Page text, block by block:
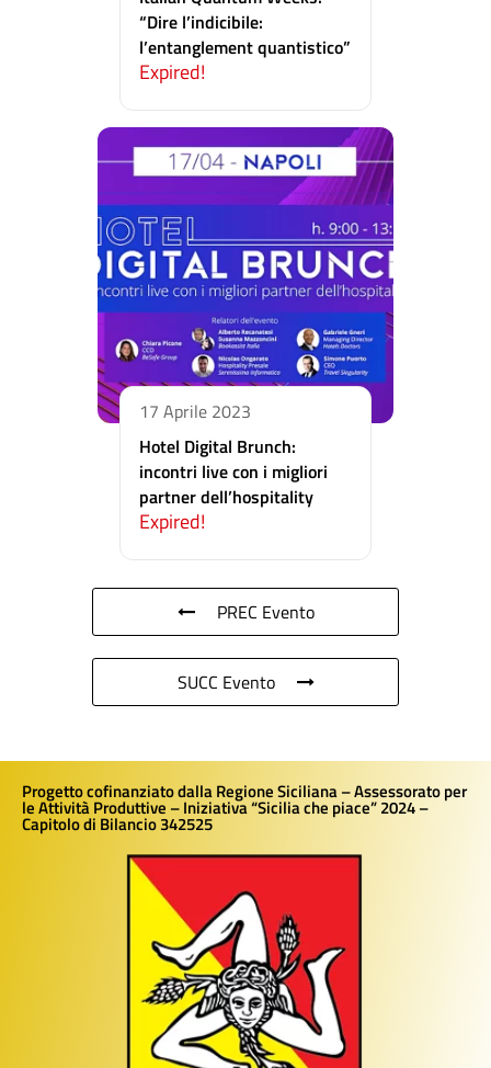
“Dire l’indicibile:
l’entanglement quantistico”
Expired!
17 Aprile 2023
Hotel Digital Brunch:
incontri live con i migliori
partner dell’hospitality
Expired!
PREC Evento
SUCC Evento
Progetto cofinanziato dalla Regione Siciliana – Assessorato per
le Attività Produttive – Iniziativa “Sicilia che piace” 2024 –
Capitolo di Bilancio 342525